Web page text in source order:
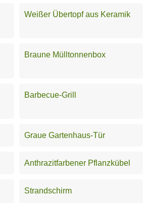
Weißer Übertopf aus Keramik
Braune Mülltonnenbox
Barbecue-Grill
Graue Gartenhaus-Tür
Anthrazitfarbener Pflanzkübel
Strandschirm